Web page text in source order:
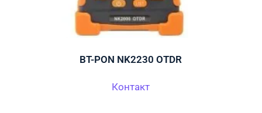
BT-PON NK2230 OTDR
Контакт